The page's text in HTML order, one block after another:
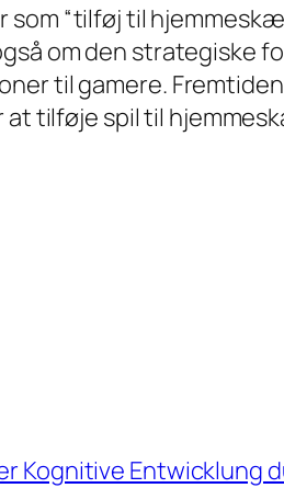
“tilføj til
om den strategiske
til gamere.
tilføje spil til
Kognitive Entwicklung